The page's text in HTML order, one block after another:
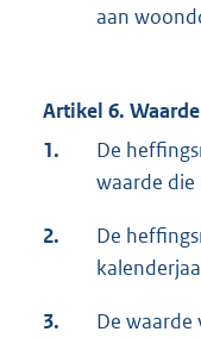
aan
Artikel 6.
1.
De
waarde
2.
De
3.
De